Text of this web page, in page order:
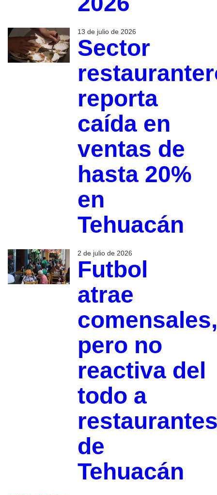
13 de julio de 2026
Sector
reporta
caída en
ventas de
hasta 20%
en
Tehuacán
2 de julio de 2026
Futbol
atrae
comensales,
pero no
reactiva del
todo a
de
Tehuacán